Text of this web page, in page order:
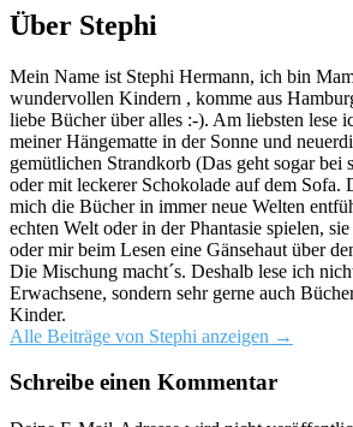
Über Stephi
Mein Name ist Stephi Hermann, ich bin
wundervollen Kindern , komme aus
liebe Bücher über alles :-). Am liebsten lese
meiner Hängematte in der Sonne und
gemütlichen Strandkorb (Das geht sogar bei
oder mit leckerer Schokolade auf dem Sofa.
mich die Bücher in immer neue Welten
echten Welt oder in der Phantasie spielen,
oder mir beim Lesen eine Gänsehaut über
Die Mischung macht´s. Deshalb lese ich
Erwachsene, sondern sehr gerne auch
Kinder.
Alle Beiträge von Stephi anzeigen →
Schreibe einen Kommentar